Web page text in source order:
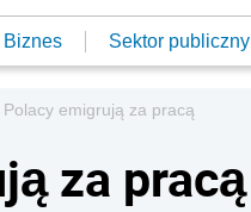
Biznes Sektor publiczny
Polacy emigrują za pracą
za pracą